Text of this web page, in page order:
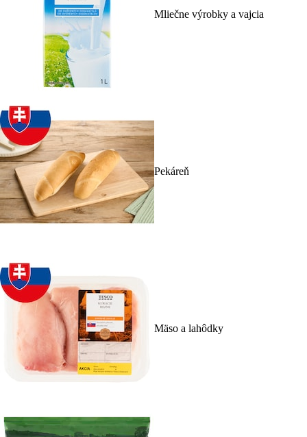
Mliečne výrobky a vajcia
Pekáreň
Mäso a lahôdky